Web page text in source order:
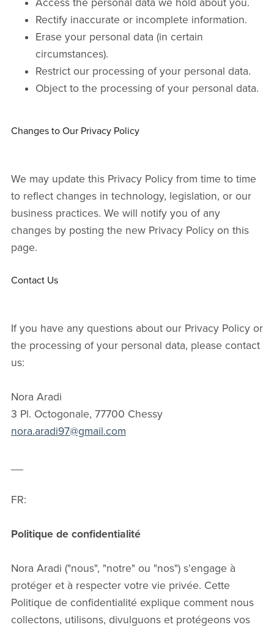
Access the personal data we hold about you.
Rectify inaccurate or incomplete information.
Erase your personal data (in certain
circumstances).
Restrict our processing of your personal data.
Object to the processing of your personal data.
Changes to Our Privacy Policy
We may update this Privacy Policy from time to time
to reflect changes in technology, legislation, or our
business practices. We will notify you of any
changes by posting the new Privacy Policy on this
page.
Contact Us
If you have any questions about our Privacy Policy or
the processing of your personal data, please contact
us:
Nora Aradi
3 Pl. Octogonale, 77700 Chessy
nora.aradi97@gmail.com
FR:
Politique de confidentialité
Nora Aradi ("nous", "notre" ou "nos") s'engage à
protéger et à respecter votre vie privée. Cette
Politique de confidentialité explique comment nous
collectons, utilisons, divulguons et protégeons vos